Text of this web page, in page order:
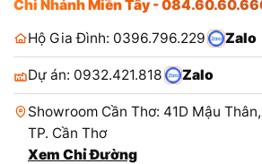
Chi Nhánh Miền Tây -
Hộ Gia Đình: 0396.796.229
Zalo
Dự án: 0932.421.818 Zalo
Showroom Cần Thơ: 41D Mậu
TP. Cần Thơ
Xem Chỉ Đường